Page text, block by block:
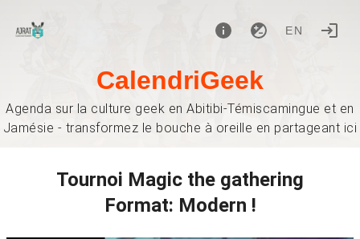
EN
CalendriGeek
Agenda sur la culture geek en Abitibi-Témiscamingue et en
Jamésie - transformez le bouche à oreille en partageant ici
Tournoi Magic the gathering
Format: Modern !